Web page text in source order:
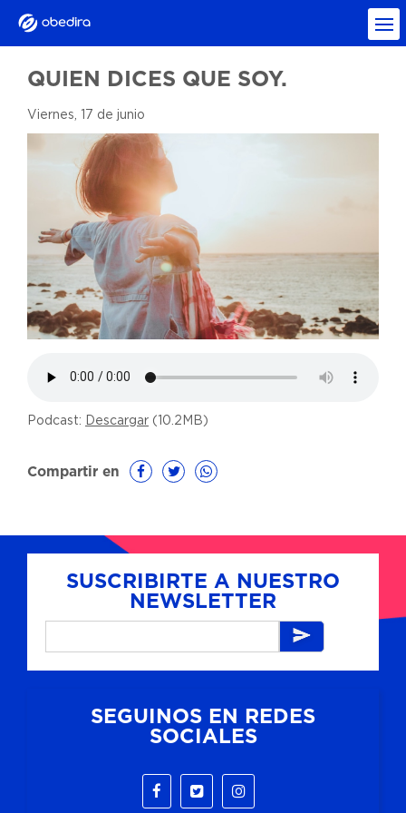
QUIEN DICES QUE SOY.
Viernes, 17 de junio
Podcast: Descargar (10.2MB)
Compartir en
SUSCRIBIRTE A NUESTRO
NEWSLETTER
SEGUINOS EN REDES
SOCIALES